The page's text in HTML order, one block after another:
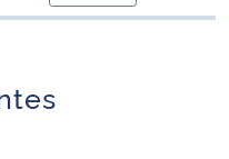
para área de